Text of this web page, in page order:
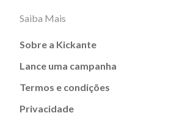
Saiba Mais
Sobre a Kickante
Lance uma campanha
Termos e condições
Privacidade